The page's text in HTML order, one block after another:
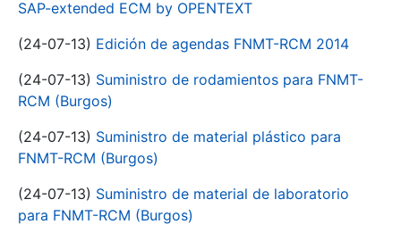
SAP-extended ECM by OPENTEXT
(24-07-13) Edición de agendas FNMT-RCM 2014
(24-07-13) Suministro de rodamientos para FNMT-
RCM (Burgos)
(24-07-13) Suministro de material plástico para
FNMT-RCM (Burgos)
(24-07-13) Suministro de material de laboratorio
para FNMT-RCM (Burgos)